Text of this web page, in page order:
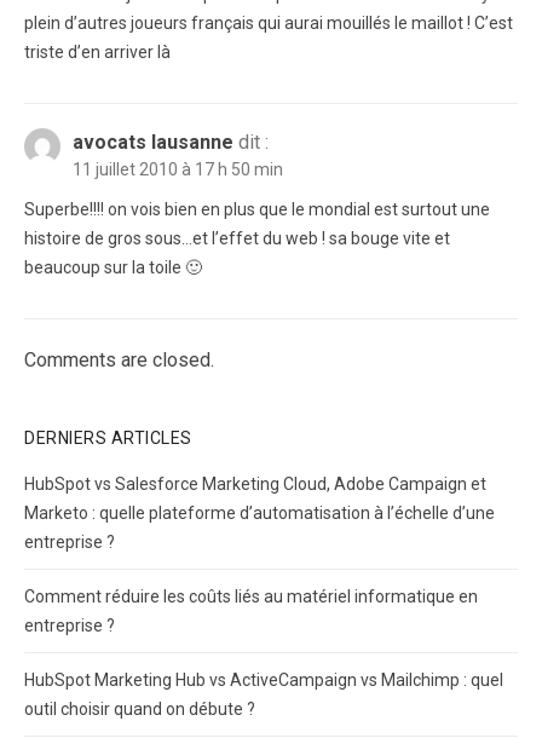
plein d’autres joueurs français qui aurai mouillés le maillot ! C’est
triste d’en arriver là
avocats lausanne dit :
11 juillet 2010 à 17 h 50 min
Superbe!!!! on vois bien en plus que le mondial est surtout une
histoire de gros sous…et l’effet du web ! sa bouge vite et
beaucoup sur la toile 🙂
Comments are closed.
DERNIERS ARTICLES
HubSpot vs Salesforce Marketing Cloud, Adobe Campaign et
Marketo : quelle plateforme d’automatisation à l’échelle d’une
entreprise ?
Comment réduire les coûts liés au matériel informatique en
entreprise ?
HubSpot Marketing Hub vs ActiveCampaign vs Mailchimp : quel
outil choisir quand on débute ?